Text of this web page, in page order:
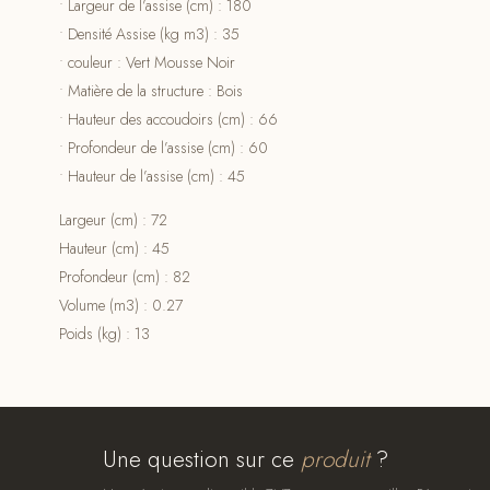
• Largeur de l’assise (cm) : 180
• Densité Assise (kg m3) : 35
• couleur : Vert Mousse Noir
• Matière de la structure : Bois
• Hauteur des accoudoirs (cm) : 66
• Profondeur de l’assise (cm) : 60
• Hauteur de l’assise (cm) : 45
Largeur (cm) : 72
Hauteur (cm) : 45
Profondeur (cm) : 82
Volume (m3) : 0.27
Poids (kg) : 13
Une question sur ce produit?